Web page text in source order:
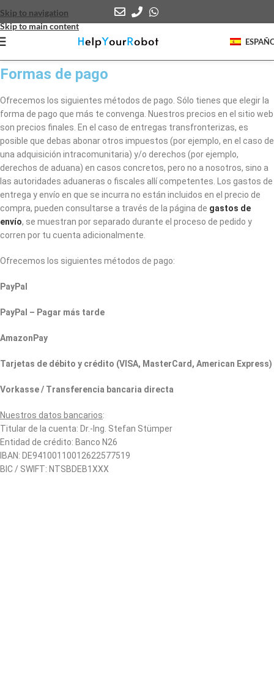
Skip to navigation
Skip to main content
Formas de pago
Ofrecemos los siguientes métodos de pago. Sólo tienes que elegir la
forma de pago que más te convenga. Nuestros precios en el sitio web
son precios finales. En el caso de entregas transfronterizas, es
posible que debas abonar otros impuestos (por ejemplo, en el caso de
una adquisición intracomunitaria) y/o derechos (por ejemplo,
derechos de aduana) en casos concretos, pero no a nosotros, sino a
las autoridades aduaneras o fiscales allí competentes. Los gastos de
entrega y envío en que se incurra no están incluidos en el precio de
compra, pueden consultarse a través de la página de gastos de
envío, se muestran por separado durante el proceso de pedido y
corren por tu cuenta adicionalmente.
Ofrecemos los siguientes métodos de pago:
PayPal
PayPal – Pagar más tarde
AmazonPay
Tarjetas de débito y crédito (VISA, MasterCard, American Express)
Vorkasse / Transferencia bancaria directa
Nuestros datos bancarios:
Titular de la cuenta: Dr.-Ing. Stefan Stümper
Entidad de crédito: Banco N26
IBAN: DE94100110012622577519
BIC / SWIFT: NTSBDEB1XXX